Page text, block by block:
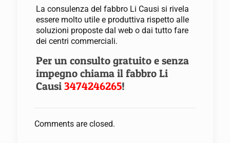
La consulenza del fabbro Li Causi si rivela
essere molto utile e produttiva rispetto alle
soluzioni proposte dal web o dai tutto fare
dei centri commerciali.
Per un consulto gratuito e senza
impegno chiama il fabbro Li
Causi 3474246265!
Comments are closed.